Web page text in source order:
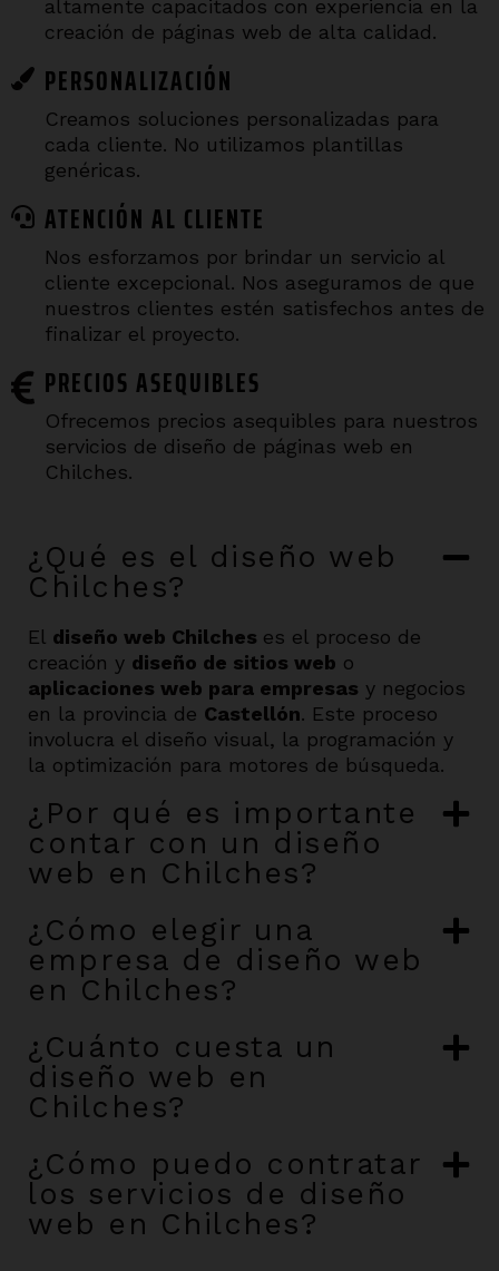
altamente capacitados con experiencia en la
creación de páginas web de alta calidad.
PERSONALIZACIÓN
Creamos soluciones personalizadas para
cada cliente. No utilizamos plantillas
genéricas.
ATENCIÓN AL CLIENTE
Nos esforzamos por brindar un servicio al
cliente excepcional. Nos aseguramos de que
nuestros clientes estén satisfechos antes de
finalizar el proyecto.
PRECIOS ASEQUIBLES
Ofrecemos precios asequibles para nuestros
servicios de diseño de páginas web en
Chilches.
¿Qué es el diseño web
Chilches?
El diseño web Chilches es el proceso de
creación y diseño de sitios web o
aplicaciones web para empresas y negocios
en la provincia de Castellón. Este proceso
involucra el diseño visual, la programación y
la optimización para motores de búsqueda.
¿Por qué es importante
contar con un diseño
web en Chilches?
¿Cómo elegir una
empresa de diseño web
en Chilches?
¿Cuánto cuesta un
diseño web en
Chilches?
¿Cómo puedo contratar
los servicios de diseño
web en Chilches?